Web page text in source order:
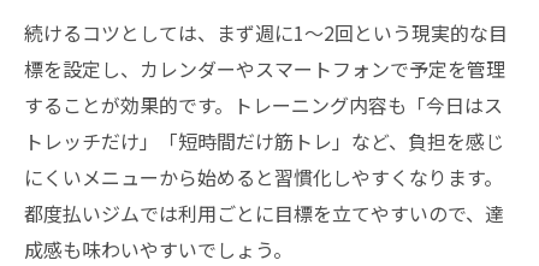
続けるコツとしては、まず週に1〜2回という現実的な目
標を設定し、カレンダーやスマートフォンで予定を管理
することが効果的です。トレーニング内容も「今日はス
トレッチだけ」「短時間だけ筋トレ」など、負担を感じ
にくいメニューから始めると習慣化しやすくなります。
都度払いジムでは利用ごとに目標を立てやすいので、達
成感も味わいやすいでしょう。